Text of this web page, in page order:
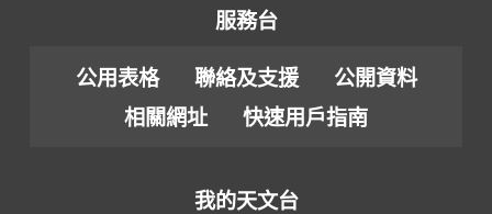
服務台
公用表格 聯絡及支援
公開資料
相關網址
快速用戶指南
我的天文台